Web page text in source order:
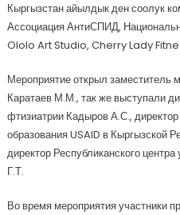
Кыргызстан айылдык ден соолук
Ассоциация АнтиСПИД,
Ololo Art Studio, Cherry Lady
Мероприятие открыл заместитель
Каратаев М.М., так же выступали
фтизиатрии Кадыров А.С.,
образования USAID в Кыргызской
директор Республиканского
Г.Т.
Во время мероприятия участники